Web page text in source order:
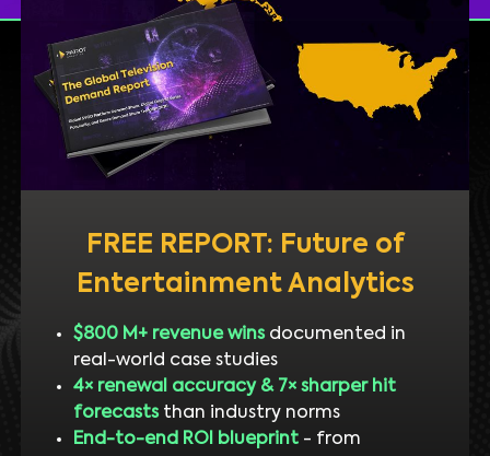
FREE REPORT: Future of
Entertainment Analytics
$800 M+ revenue winsdocumented in
real-world case studies
4× renewal accuracy & 7× sharper hit
forecaststhan industry norms
End-to-end ROI blueprint- from